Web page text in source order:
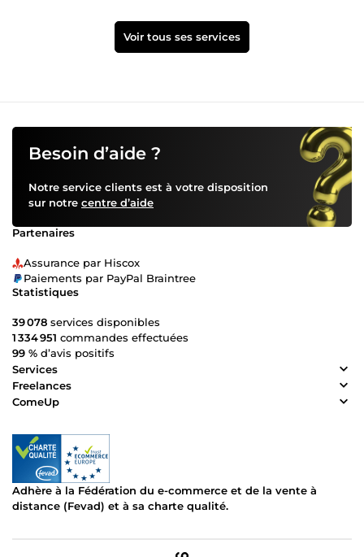
Voir tous ses services
Besoin d’aide ?
Notre service clients est à votre disposition
sur notre centre d’aide
Partenaires
Assurance par Hiscox
Paiements par PayPal Braintree
Statistiques
39 078 services disponibles
1 334 951 commandes effectuées
99 % d’avis positifs
Services
Freelances
ComeUp
Adhère à la Fédération du e-commerce et de la vente à
distance (Fevad) et à sa charte qualité.